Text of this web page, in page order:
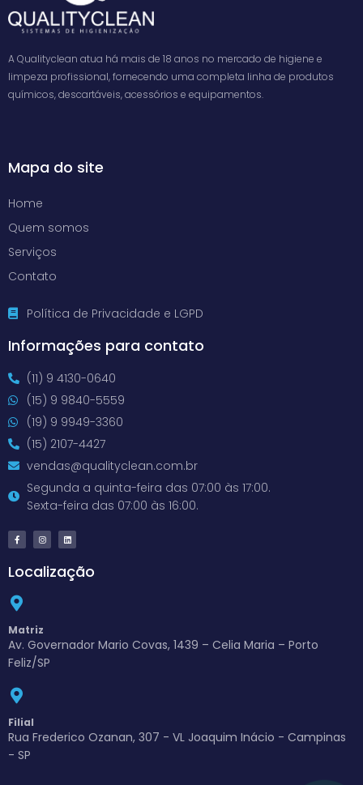
A Qualityclean atua há mais de 18 anos no mercado de higiene e
limpeza profissional, fornecendo uma completa linha de produtos
químicos, descartáveis, acessórios e equipamentos.
Mapa do site
Home
Quem somos
Serviços
Contato
Política de Privacidade e LGPD
Informações para contato
(11) 9 4130-0640
(15) 9 9840-5559
(19) 9 9949-3360
(15) 2107-4427
vendas@qualityclean.com.br
Segunda a quinta-feira das 07:00 às 17:00.
Sexta-feira das 07:00 às 16:00.
Localização
Matriz
Av. Governador Mario Covas, 1439 – Celia Maria – Porto
Feliz/SP
Filial
Rua Frederico Ozanan, 307 - VL Joaquim Inácio - Campinas
- SP